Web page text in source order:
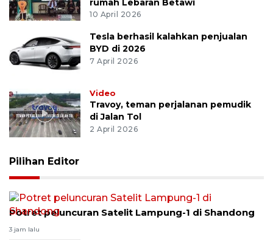
rumah Lebaran Betawi
10 April 2026
Tesla berhasil kalahkan penjualan
BYD di 2026
7 April 2026
Video
Travoy, teman perjalanan pemudik
di Jalan Tol
2 April 2026
Pilihan Editor
Potret peluncuran Satelit Lampung-1 di Shandong
3 jam lalu